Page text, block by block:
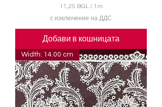
11,25 BGL / 1m
1
,
2
B
G
L
н
а
1
с изключение на ДДС
Добави в кошницата
Width: 14.00 cm